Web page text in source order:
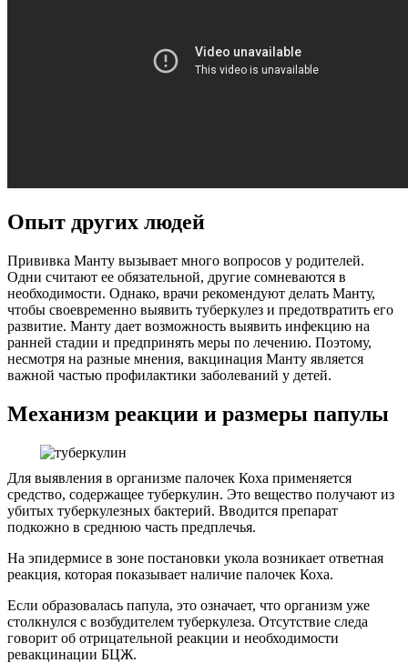
Опыт других людей
Прививка Манту вызывает много вопросов у родителей.
Одни считают ее обязательной, другие сомневаются в
необходимости. Однако, врачи рекомендуют делать Манту,
чтобы своевременно выявить туберкулез и предотвратить его
развитие. Манту дает возможность выявить инфекцию на
ранней стадии и предпринять меры по лечению. Поэтому,
несмотря на разные мнения, вакцинация Манту является
важной частью профилактики заболеваний у детей.
Механизм реакции и размеры папулы
Для выявления в организме палочек Коха применяется
средство, содержащее туберкулин. Это вещество получают из
убитых туберкулезных бактерий. Вводится препарат
подкожно в среднюю часть предплечья.
На эпидермисе в зоне постановки укола возникает ответная
реакция, которая показывает наличие палочек Коха.
Если образовалась папула, это означает, что организм уже
столкнулся с возбудителем туберкулеза. Отсутствие следа
говорит об отрицательной реакции и необходимости
ревакцинации БЦЖ.